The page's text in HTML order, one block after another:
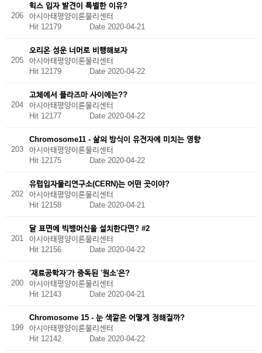
206
힉스 입자 발견이 특별한 이유?
아시아태평양이론물리센터
Hit 12179 Date 2020-04-21
205
오리온 성운 너머로 비행해보자
아시아태평양이론물리센터
Hit 12179 Date 2020-04-22
204
고체에서 플라즈마 사이에는??
아시아태평양이론물리센터
Hit 12177 Date 2020-04-22
203
Chromosome11 - 삶의 방식이 유전자에 미치는 영향
아시아태평양이론물리센터
Hit 12175 Date 2020-04-22
202
유럽입자물리연구소(CERN)는 어떤 곳이야?
아시아태평양이론물리센터
Hit 12158 Date 2020-04-21
201
달 표면에 빅뱅머신을 설치한다면? #2
아시아태평양이론물리센터
Hit 12156 Date 2020-04-22
200
'재료공학자'가 중독된 '원소'은?
아시아태평양이론물리센터
Hit 12143 Date 2020-04-21
199
Chromosome 15 - 눈 색깔은 어떻게 정해질까?
아시아태평양이론물리센터
Hit 12142 Date 2020-04-22